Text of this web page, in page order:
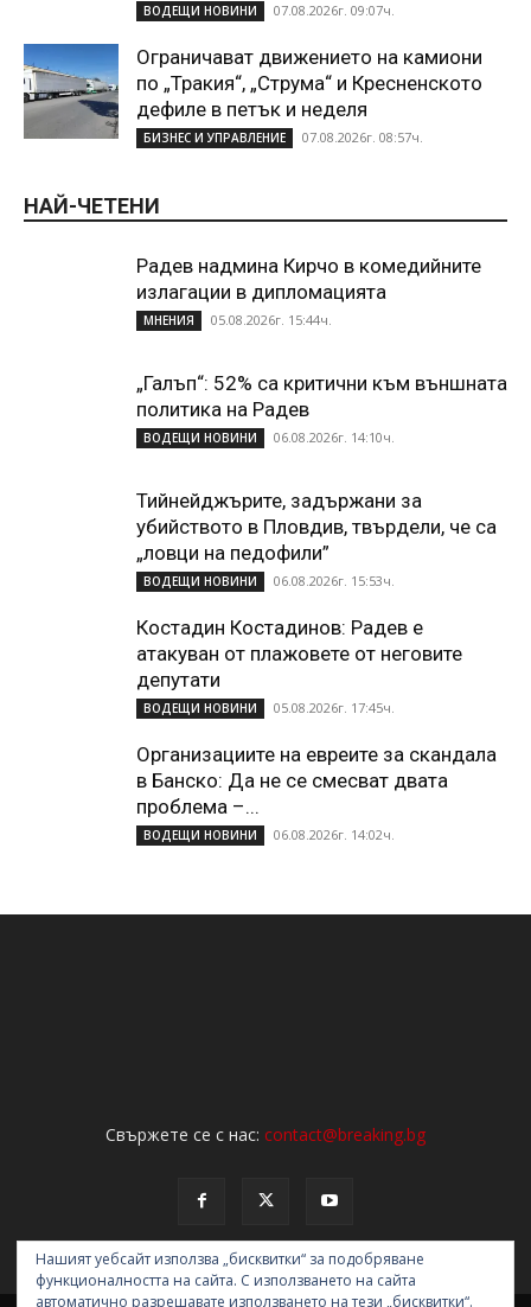
ВОДЕЩИ НОВИНИ 07.08.2026г. 09:07ч.
Ограничават движението на камиони
по „Тракия“, „Струма“ и Кресненското
дефиле в петък и неделя
БИЗНЕС И УПРАВЛЕНИЕ 07.08.2026г. 08:57ч.
НАЙ-ЧЕТЕНИ
Радев надмина Кирчо в комедийните
излагации в дипломацията
МНЕНИЯ 05.08.2026г. 15:44ч.
„Галъп“: 52% са критични към външната
политика на Радев
ВОДЕЩИ НОВИНИ 06.08.2026г. 14:10ч.
Тийнейджърите, задържани за
убийството в Пловдив, твърдели, че са
„ловци на педофили”
ВОДЕЩИ НОВИНИ 06.08.2026г. 15:53ч.
Костадин Костадинов: Радев е
атакуван от плажoвете от неговите
депутати
ВОДЕЩИ НОВИНИ 05.08.2026г. 17:45ч.
Организациите на евреите за скандала
в Банско: Да не се смесват двата
проблема –...
ВОДЕЩИ НОВИНИ 06.08.2026г. 14:02ч.
Свържете се с нас: contact@breaking.bg
Нашият уебсайт използва „бисквитки“ за подобряване
функционалността на сайта. С използването на сайта
автоматично разрешавате използването на тези „бисквитки“.